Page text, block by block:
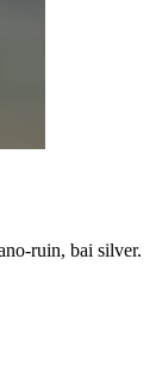
ruin, bai silver.